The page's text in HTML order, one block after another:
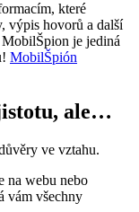
které
výpis hovorů a další
je jediná
MobilŠpión
ale…
ve vztahu.
na webu nebo
vám všechny